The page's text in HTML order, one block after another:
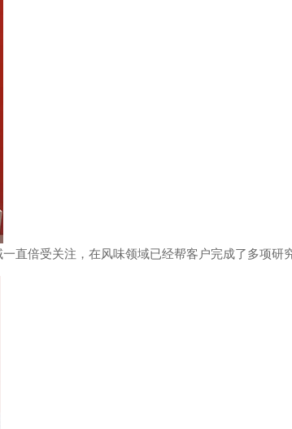
倍受关注，在风味领域已经帮客户完成了多项研